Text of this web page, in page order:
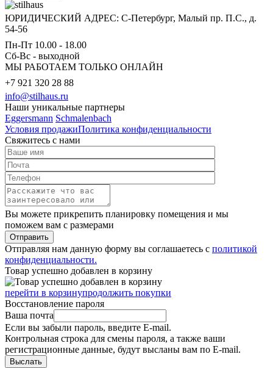
ЮРИДИЧЕСКИЙ АДРЕС: С-Петербург, Малый пр. П.С., д.
54-56
Пн-Пт 10.00 - 18.00
Сб-Вс - выходной
МЫ РАБОТАЕМ ТОЛЬКО ОНЛАЙН
+7 921 320 28 88
info@stilhaus.ru
Наши уникальные партнеры
Eggersmann Schmalenbach
Условия продажиПолитика конфиденциальности
Свяжитесь с нами
Вы можете прикрепить планировку помещения и мы
поможем вам с размерами
Отправить
Отправляя нам данную форму вы соглашаетесь с политикой
конфиденциальности.
Товар успешно добавлен в корзину
перейти в корзинупродолжить покупки
Восстановление пароля
Ваша почта
Если вы забыли пароль, введите E-mail.
Контрольная строка для смены пароля, а также ваши
регистрационные данные, будут высланы вам по E-mail.
Выслать